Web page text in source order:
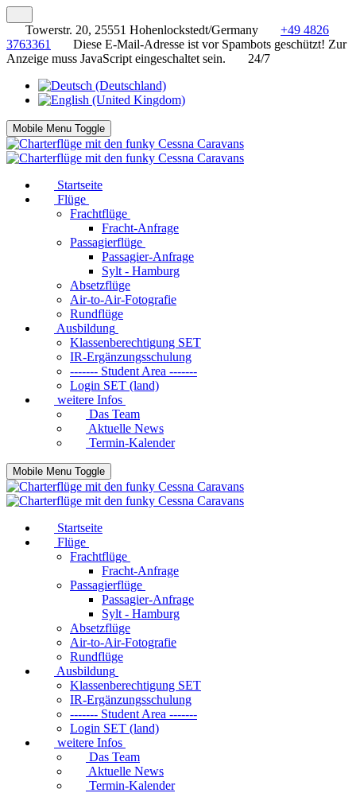
Towerstr. 20, 25551 Hohenlockstedt/Germany
+49 4826
3763361
Diese E-Mail-Adresse ist vor Spambots geschützt! Zur
Anzeige muss JavaScript eingeschaltet sein.
24/7
Mobile Menu Toggle
Startseite
Flüge
Frachtflüge
Fracht-Anfrage
Passagierflüge
Passagier-Anfrage
Sylt - Hamburg
Absetzflüge
Air-to-Air-Fotografie
Rundflüge
Ausbildung
Klassenberechtigung SET
IR-Ergänzungsschulung
------- Student Area -------
Login SET (land)
weitere Infos
Das Team
Aktuelle News
Termin-Kalender
Mobile Menu Toggle
Startseite
Flüge
Frachtflüge
Fracht-Anfrage
Passagierflüge
Passagier-Anfrage
Sylt - Hamburg
Absetzflüge
Air-to-Air-Fotografie
Rundflüge
Ausbildung
Klassenberechtigung SET
IR-Ergänzungsschulung
------- Student Area -------
Login SET (land)
weitere Infos
Das Team
Aktuelle News
Termin-Kalender